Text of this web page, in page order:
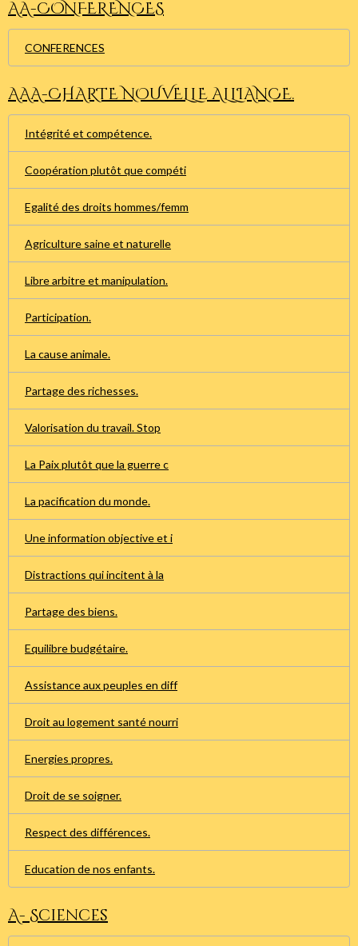
AA-CONFERENCES
CONFERENCES
AAA-CHARTE NOUVELLE ALLIANCE.
Intégrité et compétence.
Coopération plutôt que compéti
Egalité des droits hommes/femm
Agriculture saine et naturelle
Libre arbitre et manipulation.
Participation.
La cause animale.
Partage des richesses.
Valorisation du travail. Stop
La Paix plutôt que la guerre c
La pacification du monde.
Une information objective et i
Distractions qui incitent à la
Partage des biens.
Equilibre budgétaire.
Assistance aux peuples en diff
Droit au logement santé nourri
Energies propres.
Droit de se soigner.
Respect des différences.
Education de nos enfants.
A- Sciences